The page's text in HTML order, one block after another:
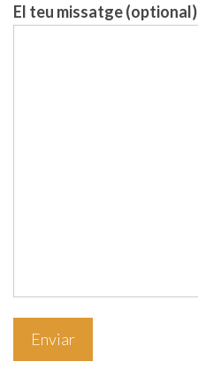
El teu missatge (optional)